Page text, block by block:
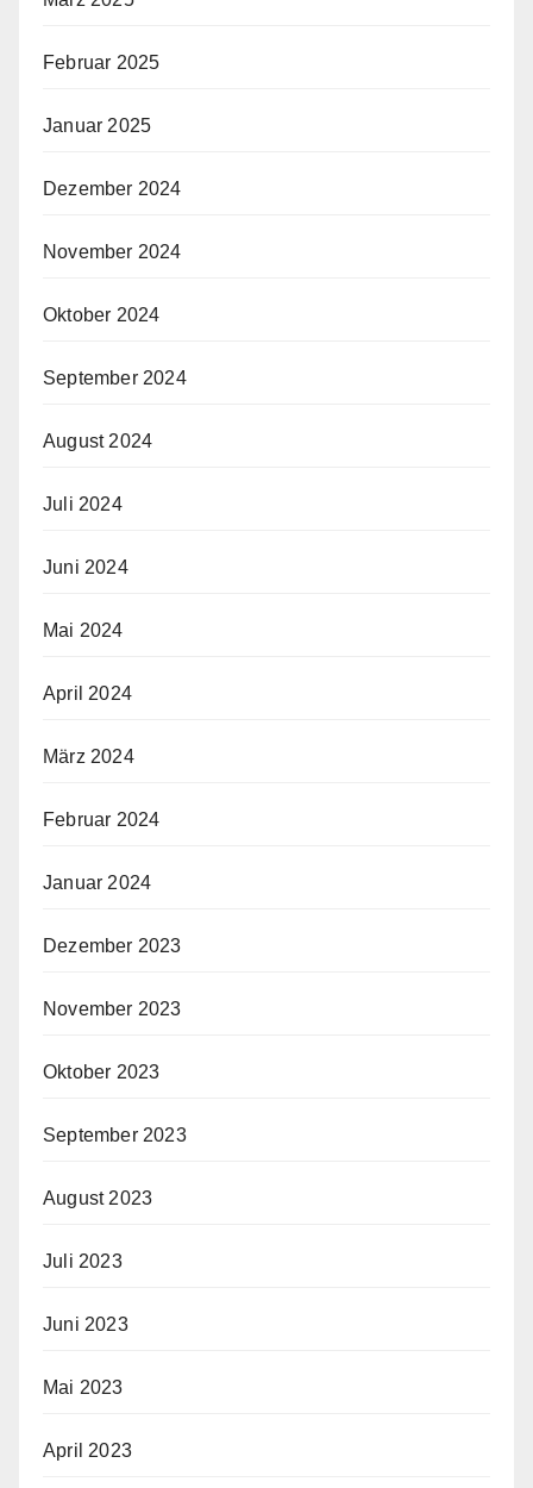
Februar 2025
Januar 2025
Dezember 2024
November 2024
Oktober 2024
September 2024
August 2024
Juli 2024
Juni 2024
Mai 2024
April 2024
März 2024
Februar 2024
Januar 2024
Dezember 2023
November 2023
Oktober 2023
September 2023
August 2023
Juli 2023
Juni 2023
Mai 2023
April 2023